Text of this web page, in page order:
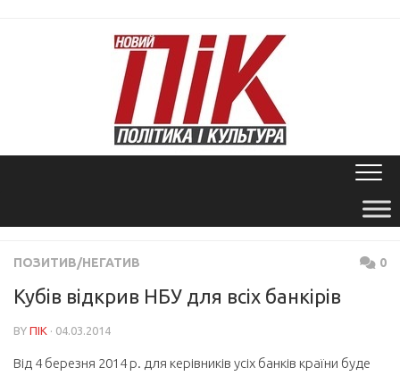
ПОЗИТИВ/НЕГАТИВ 0
Кубів відкрив НБУ для всіх банкірів
BY ПІК · 04.03.2014
Від 4 березня 2014 р. для керівників усіх банків країни буде